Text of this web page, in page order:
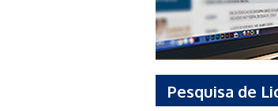
Pesquisa de